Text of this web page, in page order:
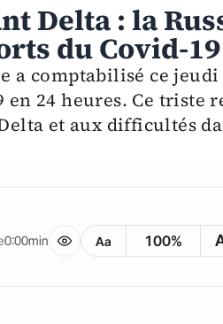
Delta : la
du Covid-
a comptabilisé ce
en 24 heures. Ce triste
et aux difficultés
0:00min Aa 100%